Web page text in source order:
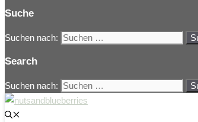
Suche
Suchen nach:
Search
Suchen nach: